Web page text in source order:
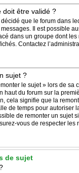
doit être validé ?
décidé que le forum dans
Il est possible
dans un groupe dont
Contactez
sujet ?
le sujet » lors de sa
haut du forum sur la
cela signifie que la
de temps pour autoriser
de remonter un sujet
vous de respecter les
de sujet